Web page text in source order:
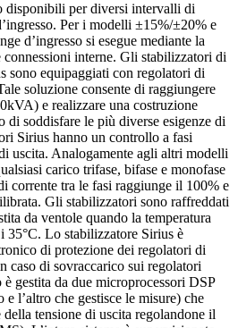
disponibili per diversi intervalli di
Per i modelli ±15%/±20% e
d’ingresso si esegue mediante la
interne. Gli stabilizzatori di
sono equipaggiati con regolatori di
soluzione consente di raggiungere
e realizzare una costruzione
di soddisfare le più diverse esigenze di
Sirius hanno un controllo a fasi
uscita. Analogamente agli altri modelli
carico trifase, bifase e monofase
corrente tra le fasi raggiunge il 100% e
Gli stabilizzatori sono raffreddati
da ventole quando la temperatura
35°C. Lo stabilizzatore Sirius è
di protezione dei regolatori di
caso di sovraccarico sui regolatori
gestita da due microprocessori DSP
l’altro che gestisce le misure) che
tensione di uscita regolandone il